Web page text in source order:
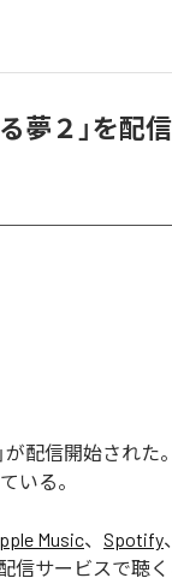
夢２」を配
が配信開始され
いる。
Music、 Spotify、
信サービスで聴く